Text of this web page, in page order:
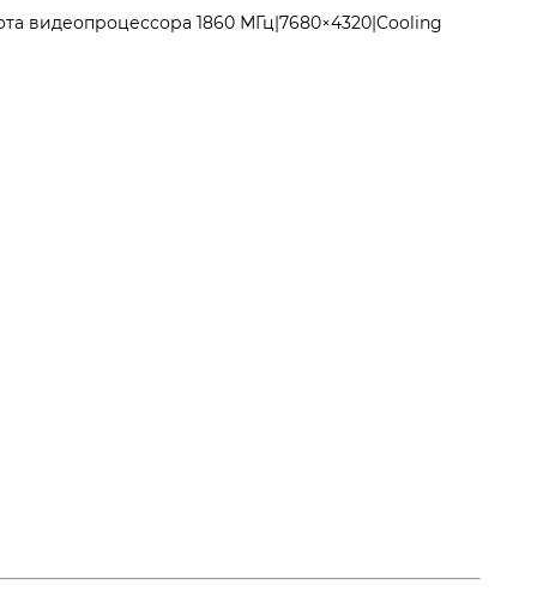
видеопроцессора 1860 МГц|7680×4320|Cooling